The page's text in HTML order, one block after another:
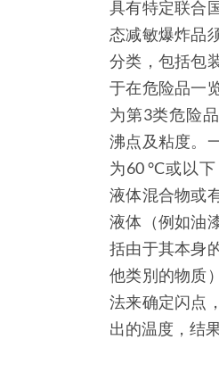
具有特定联合
态减敏爆炸品
分类，包括包
于在危险品一
为第3类危险
沸点及粘度。
为60 °C或以
液体混合物或
液体（例如油
括由于其本身
他类別的物质
法来确定闪点
出的温度，结